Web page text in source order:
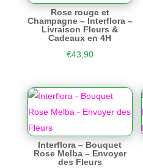
Rose rouge et
Champagne – Interflora –
Livraison Fleurs &
Cadeaux en 4H
€43,90
Interflora – Bouquet
Rose Melba – Envoyer
des Fleurs